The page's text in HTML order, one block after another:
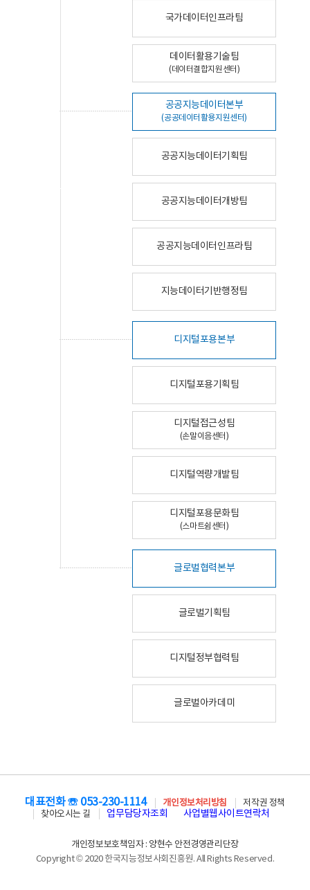
국가데이터인프라팀
데이터활용기술팀
(데이터결합지원센터)
공공지능데이터본부
(공공데이터활용지원센터)
공공지능데이터기획팀
공공지능데이터개방팀
공공지능데이터인프라팀
지능데이터기반행정팀
디지털포용본부
디지털포용기획팀
디지털접근성팀
(손말이음센터)
디지털역량개발팀
디지털포용문화팀
(스마트쉼센터)
글로벌협력본부
글로벌기획팀
디지털정부협력팀
글로벌아카데미
대표전화 ☏ 053-230-1114 개인정보처리방침
저작권 정책
찾아오시는 길
업무담당자조회 사업별웹사이트연락처
개인정보보호책임자 : 양현수 안전경영관리단장
Copyright © 2020 한국지능정보사회진흥원. All Rights Reserved.